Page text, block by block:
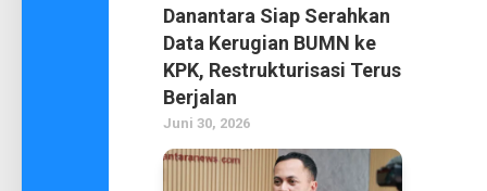
Danantara Siap Serahkan
Data Kerugian BUMN ke
KPK, Restrukturisasi Terus
Berjalan
Juni 30, 2026